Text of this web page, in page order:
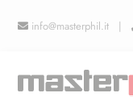
info@masterphil.it |